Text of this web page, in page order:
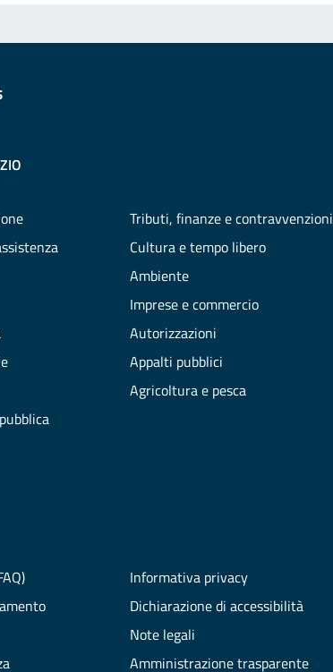
Tributi, finanze e contravvenzioni
Cultura e tempo libero
Ambiente
Imprese e commercio
Autorizzazioni
Appalti pubblici
Agricoltura e pesca
Informativa privacy
Dichiarazione di accessibilità
Note legali
Amministrazione trasparente